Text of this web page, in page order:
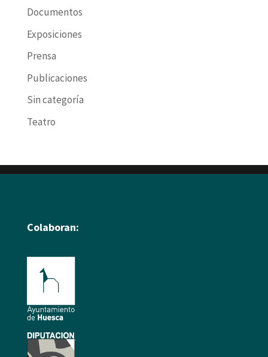
Documentos
Exposiciones
Prensa
Publicaciones
Sin categoría
Teatro
Colaboran: